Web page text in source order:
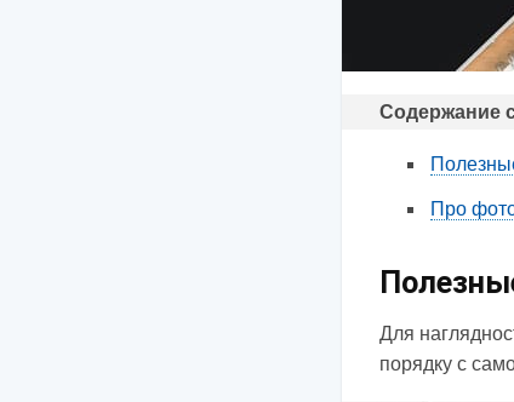
Содержание
Про
Для
порядку с